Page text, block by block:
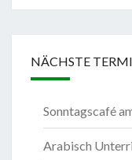
NÄCHSTE
Sonntagscafé
Arabisch